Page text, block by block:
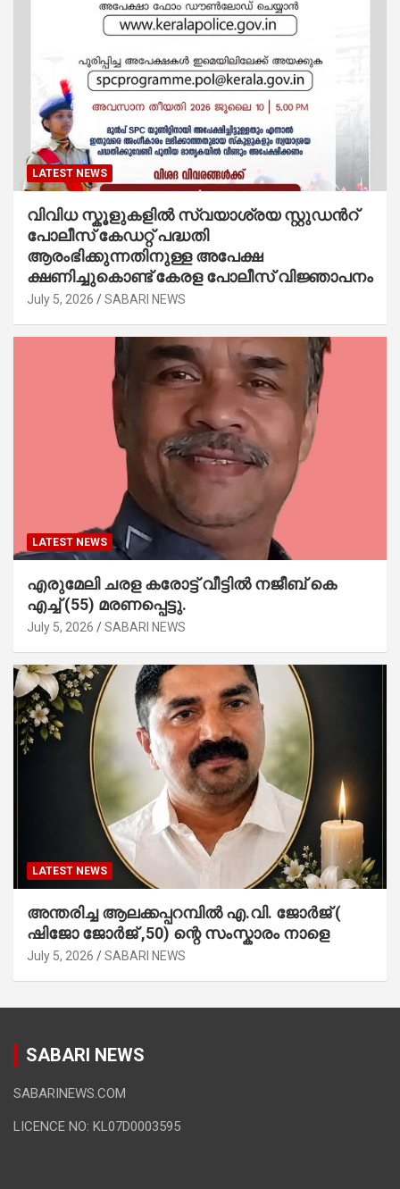
LATEST NEWS
വിവിധ സ്കൂളുകളില്‍ സ്വയാശ്രയ സ്റ്റുഡന്‍റ്
പോലീസ് കേഡറ്റ് പദ്ധതി
ആരംഭിക്കുന്നതിനുള്ള അപേക്ഷ
ക്ഷണിച്ചുകൊണ്ട് കേരള പോലീസ് വിജ്ഞാപനം
July 5, 2026 SABARI NEWS
LATEST NEWS
എരുമേലി ചരള കരോട്ട് വീട്ടിൽ നജീബ് കെ
എച്ച് (55) മരണപ്പെട്ടു.
July 5, 2026 SABARI NEWS
LATEST NEWS
അന്തരിച്ച ആ​ല​ക്ക​പ്പ​റമ്പിൽ​ എ.​വി. ജോ​ർ​ജ് (
ഷിജോ ജോർജ് ,50) ന്റെ സംസ്കാരം നാളെ
July 5, 2026 SABARI NEWS
SABARI NEWS
SABARINEWS.COM
LICENCE NO: KL07D0003595